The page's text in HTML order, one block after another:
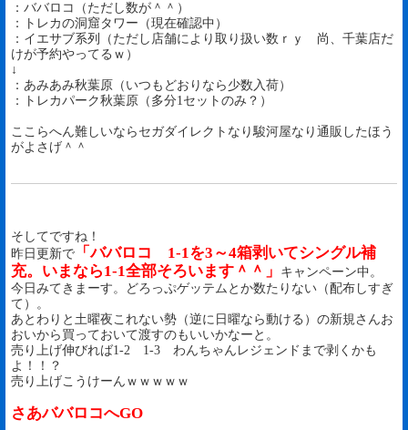
：ババロコ（ただし数が＾＾）
：トレカの洞窟タワー（現在確認中）
：イエサブ系列（ただし店舗により取り扱い数ｒｙ 尚、千葉店だ
けが予約やってるｗ）
↓
：あみあみ秋葉原（いつもどおりなら少数入荷）
：トレカパーク秋葉原（多分1セットのみ？）
ここらへん難しいならセガダイレクトなり駿河屋なり通販したほう
がよさげ＾＾
そしてですね！
昨日更新で
「ババロコ 1-1を3～4箱剥いてシングル補
充。いまなら1-1全部そろいます＾＾」
キャンペーン中。
今日みてきまーす。どろっぷゲッテムとか数たりない（配布しすぎ
て）。
あとわりと土曜夜これない勢（逆に日曜なら動ける）の新規さんお
おいから買っておいて渡すのもいいかなーと。
売り上げ伸びれば1-2 1-3 わんちゃんレジェンドまで剥くかも
よ！！？
売り上げこうけーんｗｗｗｗｗ
さあババロコへGO